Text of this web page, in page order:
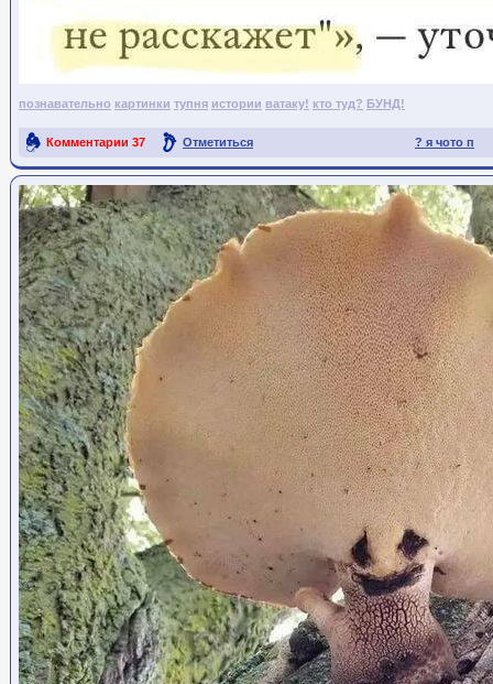
познавательно картинки тупня истории ватаку! кто туд? БУНД!
? я чото п
Комментарии 37 Отметиться
Ссылка на пост